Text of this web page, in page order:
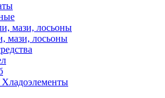
мази, лосьоны
мази, лосьоны